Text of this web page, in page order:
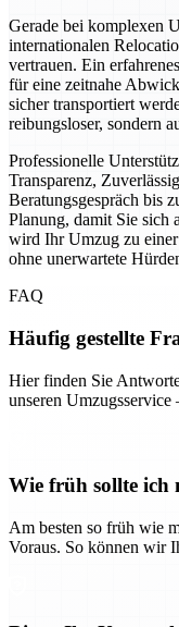
Gerade bei komplexen
internationalen
vertrauen. Ein
für eine zeitnahe
sicher transportiert
reibungsloser, sondern
Professionelle
Transparenz,
Beratungsgespräch bis
Planung, damit Sie sich
wird Ihr Umzug zu
ohne unerwartete
FAQ
Häufig gestellte
Hier finden Sie
unseren Umzugsservice
Wie früh sollte ich
Am besten so früh wie
Voraus. So können wir